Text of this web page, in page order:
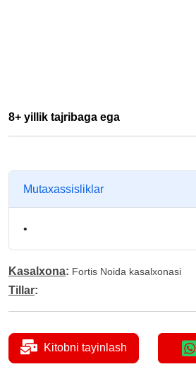
8+ yillik tajribaga ega
Mutaxassisliklar
•
Kasalxona: Fortis Noida kasalxonasi
Tillar:
Kitobni tayinlash